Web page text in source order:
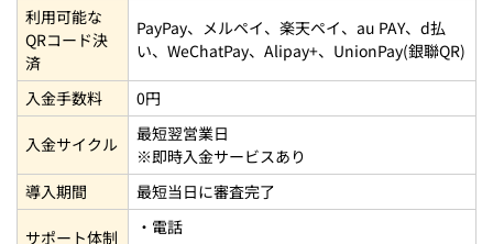
利用可能な
QRコード決
済
PayPay、メルペイ、楽天ペイ、au PAY、d払
い、WeChatPay、Alipay+、UnionPay(銀聯QR)
入金手数料 0円
入金サイクル
最短翌営業日
※即時入金サービスあり
導入期間
最短当日に審査完了
サポート体制
・電話